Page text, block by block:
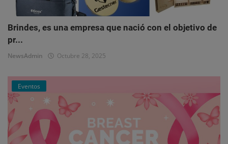
Brindes, es una empresa que nació con el objetivo de
pr...
NewsAdmin Octubre 28, 2025
Eventos